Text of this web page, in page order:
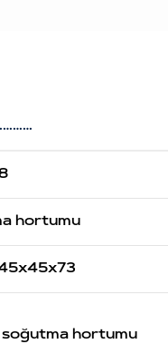
hortumu
hortumu